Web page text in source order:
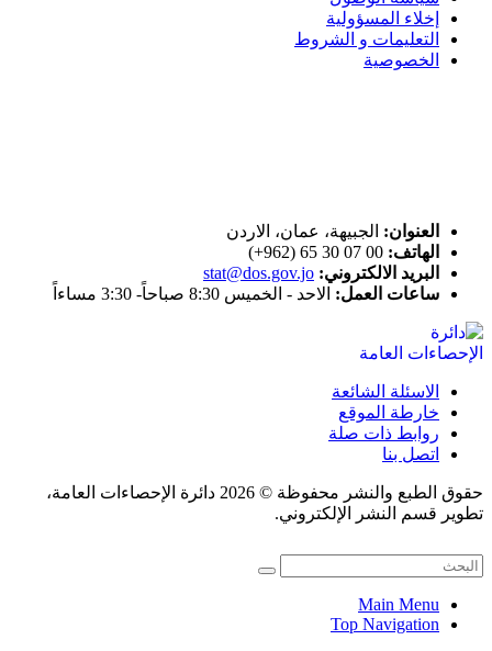
إخلاء المسؤولية
التعليمات و الشروط
الخصوصية
العنوان: الجبيهة، عمان، الاردن
الهاتف: 00 07 30 65 (962+)
البريد الالكتروني: stat@dos.gov.jo
ساعات العمل: الاحد - الخميس 8:30 صباحاً- 3:30 مساءاً
الاسئلة الشائعة
خارطة الموقع
روابط ذات صلة
اتصل بنا
حقوق الطبع والنشر محفوظة © 2026 دائرة الإحصاءات العامة،
تطوير قسم النشر الإلكتروني.
Main Menu
Top Navigation